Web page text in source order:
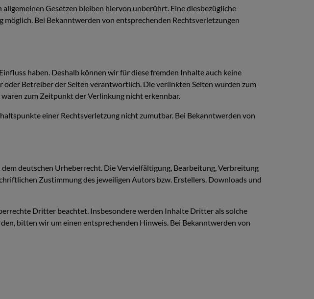
Gesetzen bleiben hiervon unberührt. Eine diesbezügliche
Bei Bekanntwerden von entsprechenden Rechtsverletzungen
haben. Deshalb können wir für diese fremden Inhalte auch keine
Betreiber der Seiten verantwortlich. Die verlinkten Seiten wurden zum
zum Zeitpunkt der Verlinkung nicht erkennbar.
einer Rechtsverletzung nicht zumutbar. Bei Bekanntwerden von
deutschen Urheberrecht. Die Vervielfältigung, Bearbeitung, Verbreitung
Zustimmung des jeweiligen Autors bzw. Erstellers. Downloads und
Dritter beachtet. Insbesondere werden Inhalte Dritter als solche
bitten wir um einen entsprechenden Hinweis. Bei Bekanntwerden von